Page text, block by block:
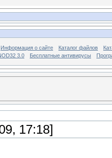
Информация о сайте Каталог файлов
3.0
Бесплатные антивирусы
17:18]